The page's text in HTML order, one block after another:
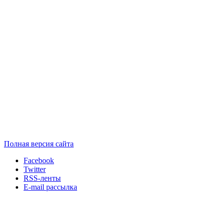
Полная версия сайта
Facebook
Twitter
RSS-ленты
E-mail рассылка